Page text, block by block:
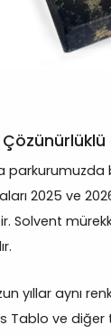
parkurumuzda
2025 ve
Solvent
yıllar aynı
Tablo ve diğer